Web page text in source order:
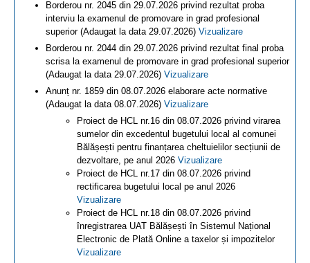
Borderou nr. 2045 din 29.07.2026 privind rezultat proba
interviu la examenul de promovare in grad profesional
superior (Adaugat la data 29.07.2026) Vizualizare
Borderou nr. 2044 din 29.07.2026 privind rezultat final proba
scrisa la examenul de promovare in grad profesional superior
(Adaugat la data 29.07.2026) Vizualizare
Anunț nr. 1859 din 08.07.2026 elaborare acte normative
(Adaugat la data 08.07.2026) Vizualizare
Proiect de HCL nr.16 din 08.07.2026 privind virarea
sumelor din excedentul bugetului local al comunei
Bălășești pentru finanțarea cheltuielilor secțiunii de
dezvoltare, pe anul 2026 Vizualizare
Proiect de HCL nr.17 din 08.07.2026 privind
rectificarea bugetului local pe anul 2026
Vizualizare
Proiect de HCL nr.18 din 08.07.2026 privind
înregistrarea UAT Bălășești în Sistemul Național
Electronic de Plată Online a taxelor și impozitelor
Vizualizare